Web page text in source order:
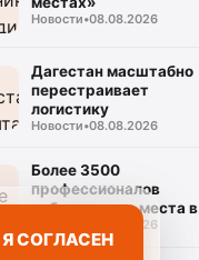
Новости•08.08.2026
Дагестан масштабно
перестраивает
логистику
Новости•08.08.2026
Более 3500
профессионалов
поборются за места в
управленческом
резерве Дагестана
08.08.2026
Я СОГЛАСЕН